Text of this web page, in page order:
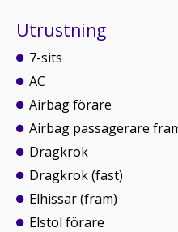
Utrustning
7-sits
AC
Airbag förare
Airbag passagerare
Dragkrok
Dragkrok (fast)
Elhissar (fram)
Elstol förare